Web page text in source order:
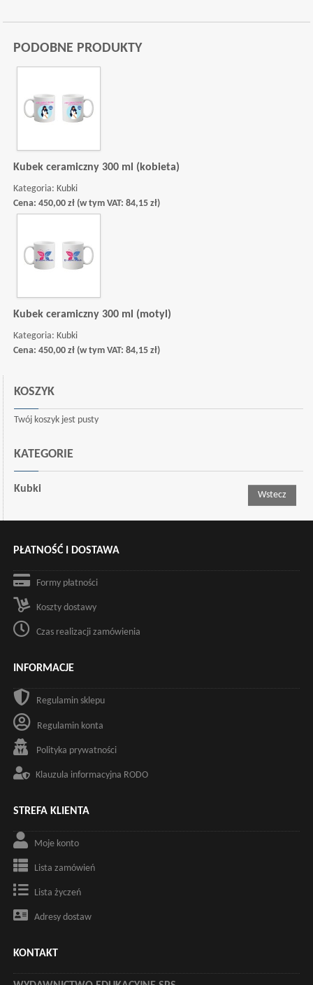
PODOBNE PRODUKTY
Kubek ceramiczny 300 ml (kobieta)
Kategoria: Kubki
Cena:450,00 zł (w tym VAT:84,15 zł)
Kubek ceramiczny 300 ml (motyl)
Kategoria: Kubki
Cena:450,00 zł (w tym VAT:84,15 zł)
KOSZYK
Twój koszyk jest pusty
KATEGORIE
Kubki
Wstecz
PŁATNOŚĆ I DOSTAWA
Formy płatności
Koszty dostawy
Czas realizacji zamówienia
INFORMACJE
Regulamin sklepu
Regulamin konta
Polityka prywatności
Klauzula informacyjna RODO
STREFA KLIENTA
Moje konto
Lista zamówień
Lista życzeń
Adresy dostaw
KONTAKT